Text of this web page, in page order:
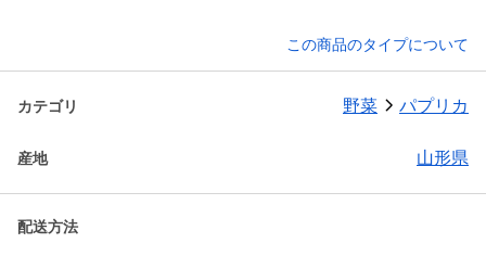
この商品のタイプについて
カテゴリ 野菜 パプリカ
産地 山形県
配送方法